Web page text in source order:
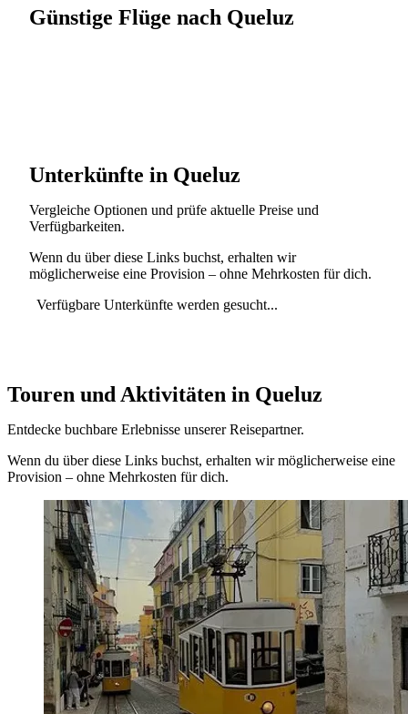
Günstige Flüge nach Queluz
Unterkünfte in Queluz
Vergleiche Optionen und prüfe aktuelle Preise und
Verfügbarkeiten.
Wenn du über diese Links buchst, erhalten wir
möglicherweise eine Provision – ohne Mehrkosten für dich.
Verfügbare Unterkünfte werden gesucht...
Touren und Aktivitäten in Queluz
Entdecke buchbare Erlebnisse unserer Reisepartner.
Wenn du über diese Links buchst, erhalten wir möglicherweise eine
Provision – ohne Mehrkosten für dich.